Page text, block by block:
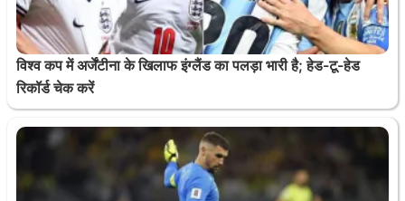
विश्व कप में अर्जेंटीना के खिलाफ इंग्लैंड का पलड़ा भारी है; हेड-टू-हेड
रिकॉर्ड चेक करें